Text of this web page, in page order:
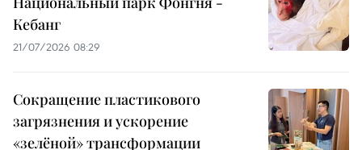
Кебанг
21/07/2026 08:29
Сокращение пластикового
загрязнения и ускорение
«зелёной» трансформации